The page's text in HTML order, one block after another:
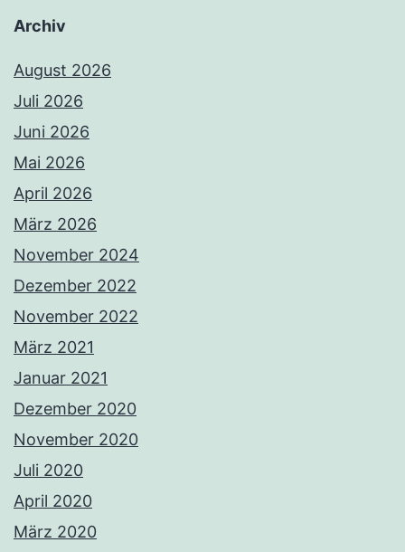
Archiv
August 2026
Juli 2026
Juni 2026
Mai 2026
April 2026
März 2026
November 2024
Dezember 2022
November 2022
März 2021
Januar 2021
Dezember 2020
November 2020
Juli 2020
April 2020
März 2020